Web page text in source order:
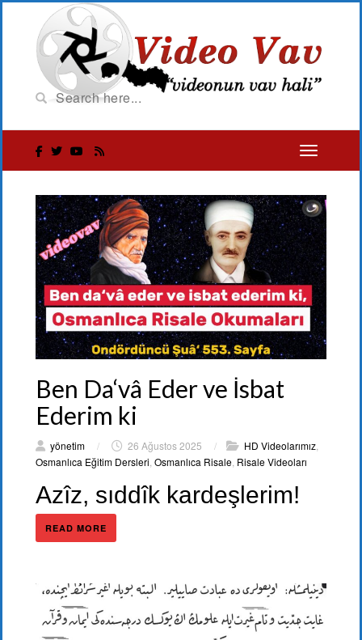
Ben Da‘vâ Eder ve İsbat
Ederim ki
yönetim / 26 Ağustos 2025 / HD Videolarımız
Osmanlıca Eğitim Dersleri Osmanlıca Risale Risale Videoları
Azîz, sıddîk kardeşlerim!
READ MORE